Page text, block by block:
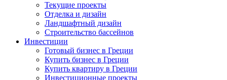
Текущие проекты
Отделка и дизайн
Ландшафтный дизайн
Строительство бассейнов
Инвестиции
Готовый бизнес в Греции
Купить бизнес в Греции
Купить квартиру в Греции
Инвестиционные проекты